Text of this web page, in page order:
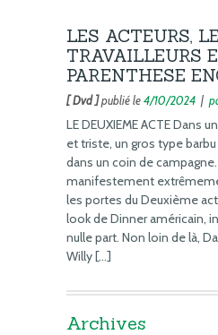
LES ACTEURS,
TRAVAILLEURS
PARENTHESE
[ Dvd ]publié le4/10/2024 |
LE DEUXIEME ACTE Dans
et triste, un gros type
dans un coin de
manifestement
les portes du Deuxième
look de Dinner américain,
nulle part. Non loin de là,
Willy […]
Archives